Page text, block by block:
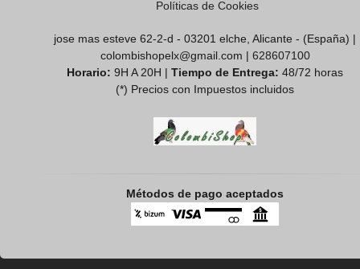
Políticas de Cookies
jose mas esteve 62-2-d - 03201 elche, Alicante - (España) |
colombishopelx@gmail.com | 628607100
Horario: 9H A 20H | Tiempo de Entrega: 48/72 horas
(*) Precios con Impuestos incluidos
Métodos de pago aceptados